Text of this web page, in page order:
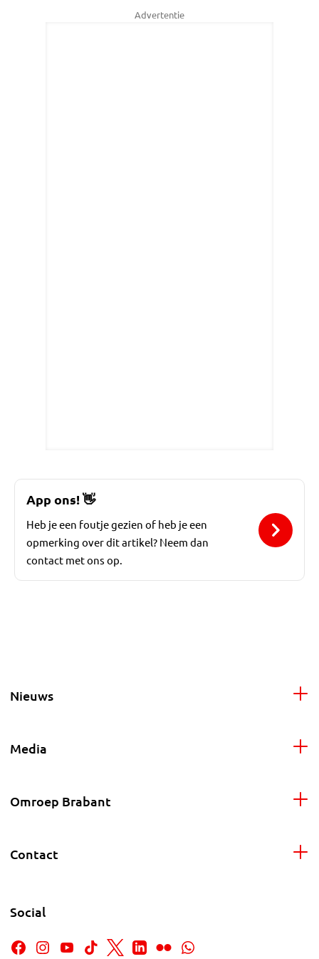
Advertentie
App ons!👋
Heb je een foutje gezien of heb je een
opmerking over dit artikel? Neem dan
contact met ons op.
Nieuws
Media
Omroep Brabant
Contact
Social